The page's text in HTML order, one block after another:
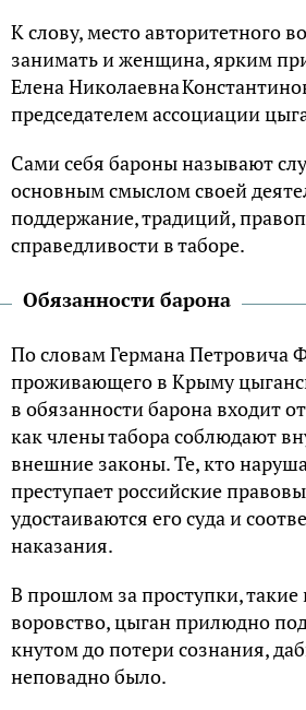
К слову, место авторитетного
занимать и женщина, ярким
Елена Николаевна
председателем ассоциации
Сами себя бароны называют
основным смыслом своей
поддержание, традиций,
справедливости в таборе.
Обязанности барона
По словам Германа Петровича
проживающего в Крыму
в обязанности барона входит
как члены табора соблюдают
внешние законы. Те, кто
преступает российские
удостаиваются его суда и
наказания.
В прошлом за проступки, такие
воровство, цыган прилюдно
кнутом до потери сознания,
неповадно было.